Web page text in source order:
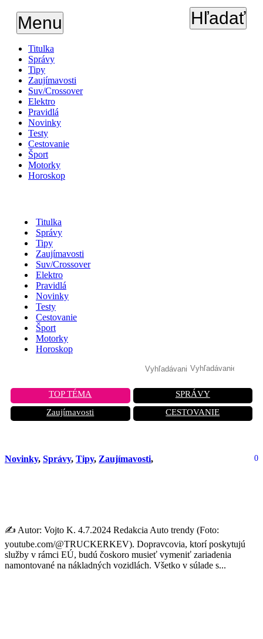
Menu Hľadať
Titulka
Správy
Tipy
Zaujímavosti
Suv/Crossover
Elektro
Pravidlá
Novinky
Testy
Cestovanie
Šport
Motorky
Horoskop
Titulka
Správy
Tipy
Zaujímavosti
Suv/Crossover
Elektro
Pravidlá
Novinky
Testy
Cestovanie
Šport
Motorky
Horoskop
TOP TÉMA
SPRÁVY
Zaujímavosti
CESTOVANIE
Novinky, Správy, Tipy, Zaujímavosti, 0
✍️ Autor: Vojto K. 4.7.2024 Redakcia Auto trendy (Foto:
youtube.com/@TRUCKERKEV). Dopravcovia, ktorí poskytujú
služby v rámci EÚ, budú čoskoro musieť vymeniť zariadenia
namontované na nákladných vozidlách. Všetko v súlade s...